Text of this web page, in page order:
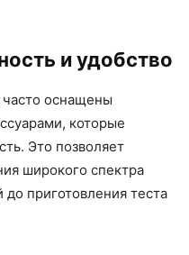
и удобство
часто оснащены
которые
Это позволяет
широкого спектра
приготовления теста